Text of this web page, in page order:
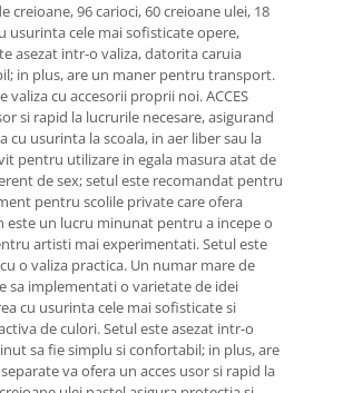
creioane, 96 carioci, 60 creioane ulei, 18
usurinta cele mai sofisticate opere,
asezat intr-o valiza, datorita caruia
in plus, are un maner pentru transport.
cu accesorii proprii noi. ACCES
si rapid la lucrurile necesare, asigurand
usurinta la scoala, in aer liber sau la
pentru utilizare in egala masura atat de
de sex; setul este recomandat pentru
pentru scolile private care ofera
este un lucru minunat pentru a incepe o
artisti mai experimentati. Setul este
o valiza practica. Un numar mare de
sa implementati o varietate de idei
cu usurinta cele mai sofisticate si
de culori. Setul este asezat intr-o
sa fie simplu si confortabil; in plus, are
va ofera un acces usor si rapid la